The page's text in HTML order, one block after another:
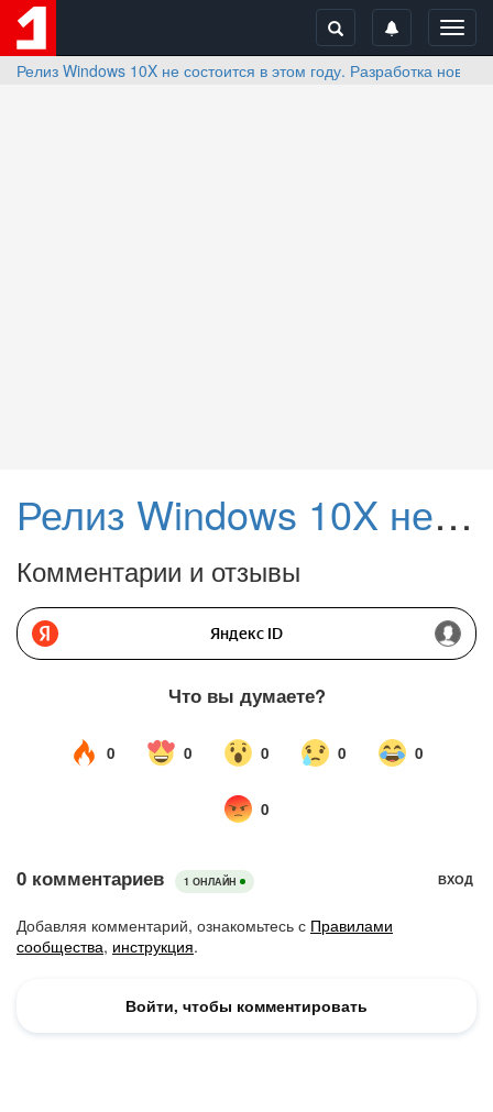
Релиз Windows 10X не состоится в этом году. Разработка
Релиз Windows 10X не состоится в этом году. Разработка новой ОС заморожена
Комментарии и отзывы